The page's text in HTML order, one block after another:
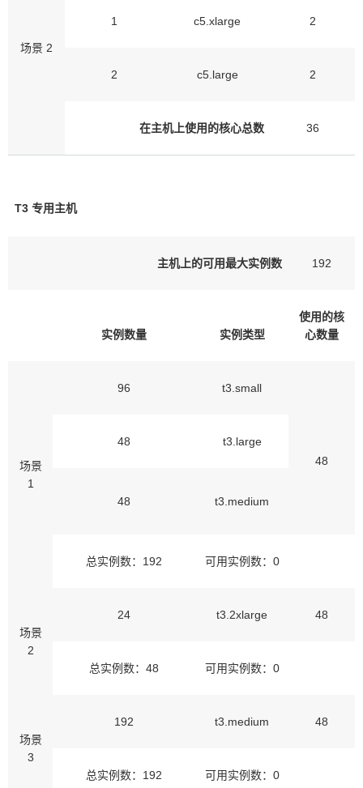
场景 2
1 c5.xlarge 2
2 c5.large 2
在主机上使用的核心总数 36
T3 专用主机
主机上的可用最大实例数 192
实例数量 实例类型
使用的核
心数量
场景
1
96 t3.small
48
48 t3.large
48 t3.medium
总实例数：192 可用实例数：0
场景
2
24 t3.2xlarge 48
总实例数：48 可用实例数：0
场景
3
192 t3.medium 48
总实例数：192 可用实例数：0